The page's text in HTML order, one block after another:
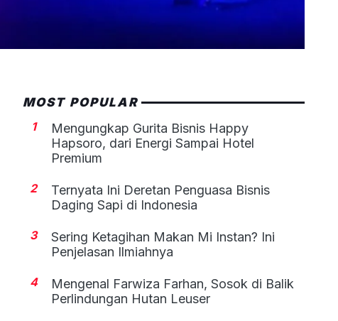
MOST POPULAR
1
Mengungkap Gurita Bisnis Happy
Hapsoro, dari Energi Sampai Hotel
Premium
2
Ternyata Ini Deretan Penguasa Bisnis
Daging Sapi di Indonesia
3
Sering Ketagihan Makan Mi Instan? Ini
Penjelasan Ilmiahnya
4
Mengenal Farwiza Farhan, Sosok di Balik
Perlindungan Hutan Leuser